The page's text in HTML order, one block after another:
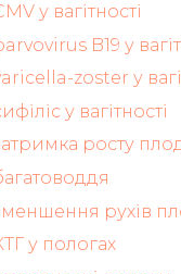
у вагітності
B19 у
zoster у
у вагітності
росту
рухів
у пологах